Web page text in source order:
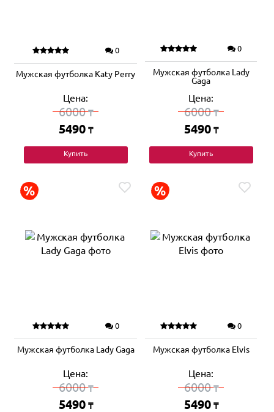
0
Мужская футболка Katy Perry
Цена:
6000₸
5490 ₸
Купить
0
Мужская футболка Lady
Gaga
Цена:
6000₸
5490 ₸
Купить
0
Мужская футболка Lady Gaga
Цена:
6000₸
5490 ₸
0
Мужская футболка Elvis
Цена:
6000₸
5490 ₸